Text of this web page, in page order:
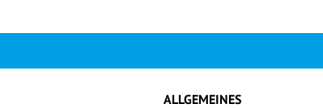
ALLGEMEINES